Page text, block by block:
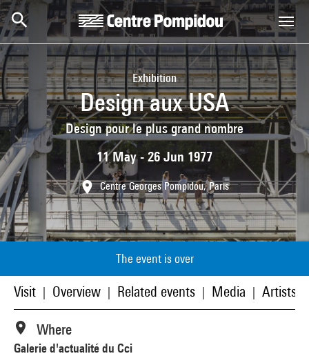
Skip to main content
Centre Pompidou
Exhibition
Design aux USA
Design pour le plus grand nombre
11 May - 26 Jun 1977
Centre Georges Pompidou, Paris
The event is over
Visit Overview Related events Media Artists/
Where
Galerie d'actualité du Cci